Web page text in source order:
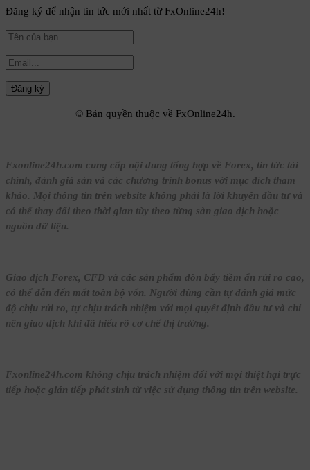
Đăng ký để nhận tin tức mới nhất từ FxOnline24h!
© Bản quyền thuộc về FxOnline24h.
Fxonline24h.com cung cấp nội dung tổng hợp về Forex, tin tức tài
chính, đánh giá sàn và các chương trình bonus với mục đích tham
khảo. Mọi thông tin trên website không phải là lời khuyên đầu tư và
có thể thay đổi theo thời gian tùy theo từng sàn giao dịch hoặc
nguồn dữ liệu.
Giao dịch Forex, CFD và các sản phẩm đòn bẩy tiềm ẩn rủi ro cao,
có thể dẫn đến mất toàn bộ vốn. Người dùng cần tự đánh giá mức
độ chịu rủi ro, tự chịu trách nhiệm với mọi quyết định đầu tư và chỉ
nên giao dịch khi đã hiểu rõ cơ chế thị trường.
Fxonline24h.com không chịu trách nhiệm đối với mọi thiệt hại trực
tiếp hoặc gián tiếp phát sinh từ việc sử dụng thông tin trên website.